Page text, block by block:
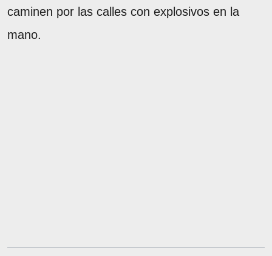
caminen por las calles con explosivos en la
mano.